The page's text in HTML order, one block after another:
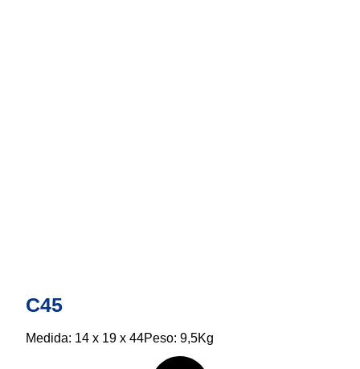
C45
Medida: 14 x 19 x 44Peso: 9,5Kg